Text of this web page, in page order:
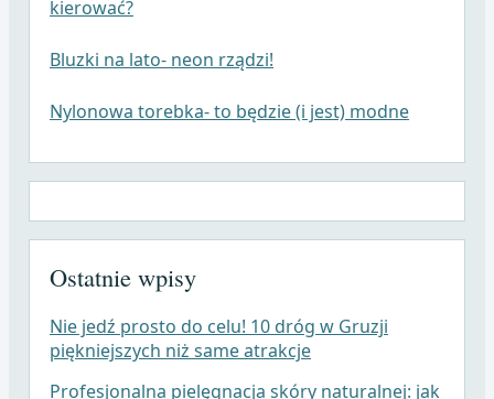
kierować?
Bluzki na lato- neon rządzi!
Nylonowa torebka- to będzie (i jest) modne
Ostatnie wpisy
Nie jedź prosto do celu! 10 dróg w Gruzji
piękniejszych niż same atrakcje
Profesjonalna pielęgnacja skóry naturalnej: jak